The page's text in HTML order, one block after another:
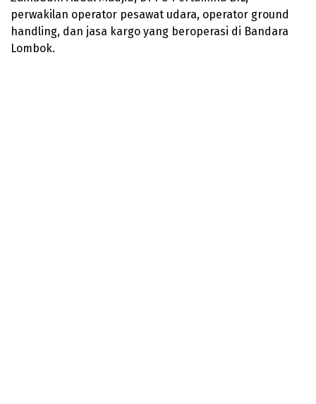
perwakilan operator pesawat udara, operator ground
handling, dan jasa kargo yang beroperasi di Bandara
Lombok.